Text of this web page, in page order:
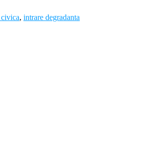
, intrare degradanta